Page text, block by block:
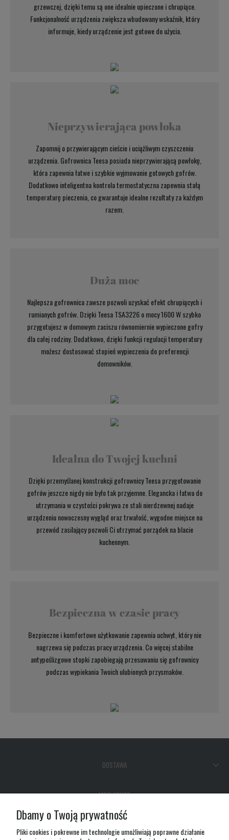
grzewczej, dzięki temu są one idealnie upieczone i chrupiące.
Funkcjonalność urządzenia zwiększa wbudowany wskaźnik, który
informuje, kiedy urządzenie jest gotowe do użycia.
Nieprzywierająca powłoka
Zapomnij o przywierającym cieście i uciążliwym czyszczeniu
urządzenia. Gofrownica Teesa posiada nieprzywierającą powłokę,
która zapewnia łatwe i szybkie wyjmowanie gotowych gofrów.
Dodatkowo inteligentna kontrola termostatyczna zapewnia stałą
temperaturę pieczenia, co gwarantuje idealne rezultaty za każdym
razem.
Duża moc
Najlepsza gofrownica zawsze pozwoli uzyskać efekt chrupiących i
rumianych gofrów. Dzięki Teesa TSA3226 o mocy 1600 W szybko
przygotujesz w domowym zaciszu równomiernie wypieczone gofry
dla całej rodziny. Dodatkowo, dzięki funkcji regulacji temperatury
możesz dostosować stopień wypieczenia do preferencji
domowników.
Idealna do Twojej kuchni
Dzięki przemyślanej konstrukcji gofrownicy Teesa przygotowanie
gofrów jeszcze nigdy nie było tak przyjemne. Elegancka i łatwa do
utrzymania w czystości pokrywa ze stali nierdzewnej nadaje
urządzeniu nowoczesny wygląd oraz trwałość, wygodne miejsce na
przewód zasilający pozwoli Ci utrzymać porządek na blacie
kuchennym.
Bezpieczna w czasie pracy
Bezpieczne i komfortowe użytkowanie zapewnia uchwyt, który nie
nagrzewa się podczas pracy urządzenia. Co więcej stabilne
antypoślizgowe stopki zapobiegają przesuwaniu się gofrownicy
podczas wypiekania Twoich ulubionych przysmaków.
DOSTAWA
MOJE KONTO
GWARANCJA I ZWROTY
Dbamy o Twoją prywatność
Pliki cookies i pokrewne im technologie umożliwiają poprawne działanie